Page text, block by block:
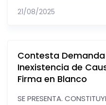
21/08/2025
Contesta Demanda
Inexistencia de
Firma en Blanco
SE PRESENTA.